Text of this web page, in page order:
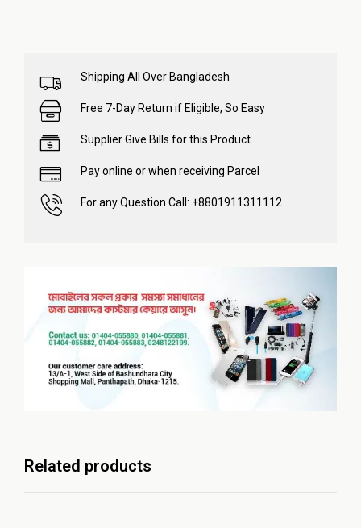
Shipping All Over Bangladesh
Free 7-Day Return if Eligible, So Easy
Supplier Give Bills for this Product.
Pay online or when receiving Parcel
For any Question Call: +8801911311112
Related products